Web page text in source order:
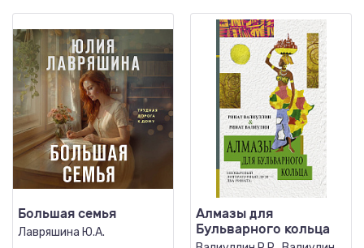
Большая семья
Лавряшина Ю.А.
Алмазы для
Бульварного кольца